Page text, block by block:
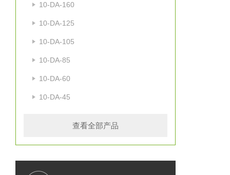
10-DA-160
10-DA-125
10-DA-105
10-DA-85
10-DA-60
10-DA-45
查看全部产品